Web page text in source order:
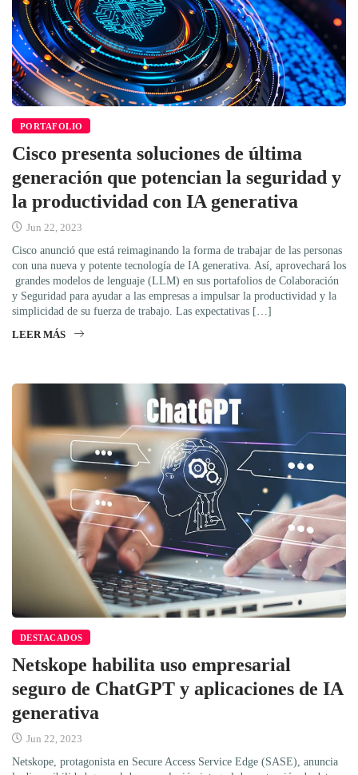
PORTAFOLIO
Cisco presenta soluciones de última
generación que potencian la seguridad y
la productividad con IA generativa
Jun 22, 2023
Cisco anunció que está reimaginando la forma de trabajar de las personas
con una nueva y potente tecnología de IA generativa. Así, aprovechará los
grandes modelos de lenguaje (LLM) en sus portafolios de Colaboración
y Seguridad para ayudar a las empresas a impulsar la productividad y la
simplicidad de su fuerza de trabajo. Las expectativas […]
LEER MÁS
DESTACADOS
Netskope habilita uso empresarial
seguro de ChatGPT y aplicaciones de IA
generativa
Jun 22, 2023
Netskope, protagonista en Secure Access Service Edge (SASE), anuncia